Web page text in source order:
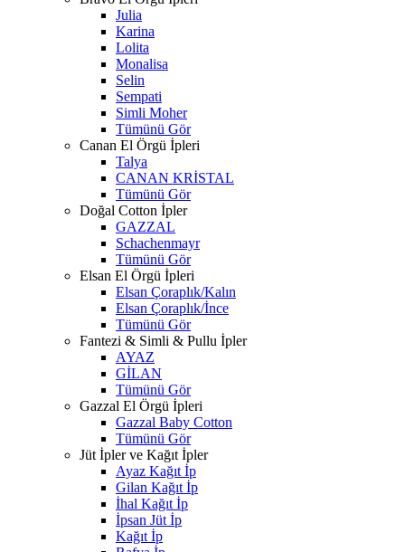
Julia
Karina
Lolita
Monalisa
Selin
Sempati
Simli Moher
Tümünü Gör
Canan El Örgü İpleri
Talya
CANAN KRİSTAL
Tümünü Gör
Doğal Cotton İpler
GAZZAL
Schachenmayr
Tümünü Gör
Elsan El Örgü İpleri
Elsan Çoraplık/Kalın
Elsan Çoraplık/İnce
Tümünü Gör
Fantezi & Simli & Pullu İpler
AYAZ
GİLAN
Tümünü Gör
Gazzal El Örgü İpleri
Gazzal Baby Cotton
Tümünü Gör
Jüt İpler ve Kağıt İpler
Ayaz Kağıt İp
Gilan Kağıt İp
İhal Kağıt İp
İpsan Jüt İp
Kağıt İp